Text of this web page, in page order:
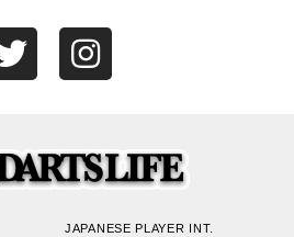
JAPANESE PLAYER INT.